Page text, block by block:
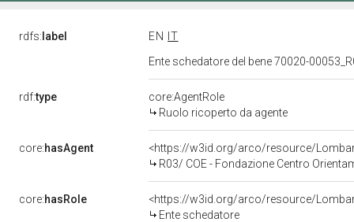
rdfs: label EN
IT
Ente schedatore del bene 70020-
rdf:type
core:AgentRole
Ruolo ricoperto da agente
core:hasAgent
<https://w3id.org/arco/resource/
R03/ COE - Fondazione Centro
core:hasRole
<https://w3id.org/arco/resource/
Ente schedatore